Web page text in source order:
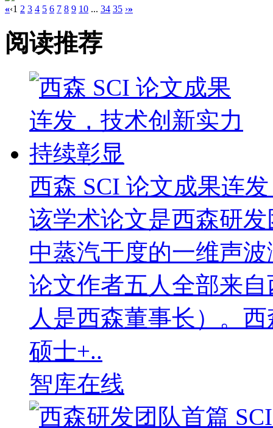
«‹1 2 3 4 5 6 7 8 9 10 ... 34 35 ›»
阅读推荐
西森 SCI 论文成果连
该学术论文是西森研
中蒸汽干度的一维声
论文作者五人全部来
人是西森董事长）。
硕士+..
智库在线